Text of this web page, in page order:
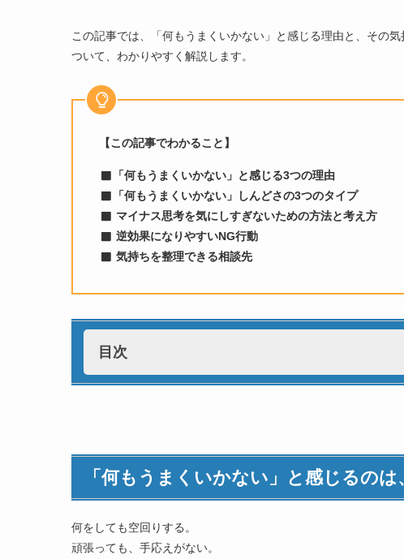
この記事では、「何もうまくいかない」と感じる理由と、その
ついて、わかりやすく解説します。
【この記事でわかること】
「何もうまくいかない」と感じる3つの理由
「何もうまくいかない」しんどさの3つのタイプ
マイナス思考を気にしすぎないための方法と考え方
逆効果になりやすいNG行動
気持ちを整理できる相談先
目次
必要なのは「努力」より「バランスを整えること」
チェックリスト｜「何もうまくいかない」しんどさを
① 体と心が疲れているタイプ｜睡眠・食欲・集中力
② マイナス思考が強いタイプ｜不安・後悔がぐるぐ
③ 環境がつらいタイプ｜人間関係・期待のプレッシ
「何もうまくいかない」と感じるの
何をしても空回りする。
頑張っても、手応えがない。